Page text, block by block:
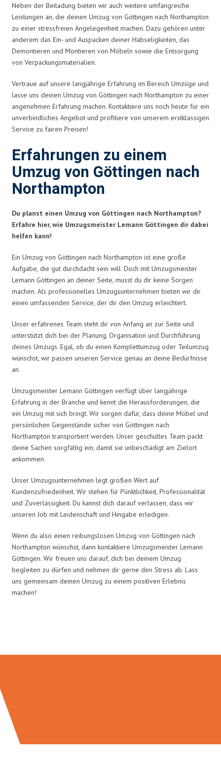
Neben der Beiladung bieten wir auch weitere umfangreiche
Leistungen an, die deinen Umzug von Göttingen nach Northampton
zu einer stressfreien Angelegenheit machen. Dazu gehören unter
anderem das Ein- und Auspacken deiner Habseligkeiten, das
Demontieren und Montieren von Möbeln sowie die Entsorgung
von Verpackungsmaterialien.
Vertraue auf unsere langjährige Erfahrung im Bereich Umzüge und
lasse uns deinen Umzug von Göttingen nach Northampton zu einer
angenehmen Erfahrung machen. Kontaktiere uns noch heute für ein
unverbindliches Angebot und profitiere von unserem erstklassigen
Service zu fairen Preisen!
Erfahrungen zu einem
Umzug von Göttingen nach
Northampton
Du planst einen Umzug von Göttingen nach Northampton?
Erfahre hier, wie Umzugsmeister Lemann Göttingen dir dabei
helfen kann!
Ein Umzug von Göttingen nach Northampton ist eine große
Aufgabe, die gut durchdacht sein will. Doch mit Umzugsmeister
Lemann Göttingen an deiner Seite, musst du dir keine Sorgen
machen. Als professionelles Umzugsunternehmen bieten wir dir
einen umfassenden Service, der dir den Umzug erleichtert.
Unser erfahrenes Team steht dir von Anfang an zur Seite und
unterstützt dich bei der Planung, Organisation und Durchführung
deines Umzugs. Egal, ob du einen Komplettumzug oder Teilumzug
wünschst, wir passen unseren Service genau an deine Bedürfnisse
an.
Umzugsmeister Lemann Göttingen verfügt über langjährige
Erfahrung in der Branche und kennt die Herausforderungen, die
ein Umzug mit sich bringt. Wir sorgen dafür, dass deine Möbel und
persönlichen Gegenstände sicher von Göttingen nach
Northampton transportiert werden. Unser geschultes Team packt
deine Sachen sorgfältig ein, damit sie unbeschädigt am Zielort
ankommen.
Unser Umzugsunternehmen legt großen Wert auf
Kundenzufriedenheit. Wir stehen für Pünktlichkeit, Professionalität
und Zuverlässigkeit. Du kannst dich darauf verlassen, dass wir
unseren Job mit Leidenschaft und Hingabe erledigen.
Wenn du also einen reibungslosen Umzug von Göttingen nach
Northampton wünschst, dann kontaktiere Umzugsmeister Lemann
Göttingen. Wir freuen uns darauf, dich bei deinem Umzug
begleiten zu dürfen und nehmen dir gerne den Stress ab. Lass
uns gemeinsam deinen Umzug zu einem positiven Erlebnis
machen!